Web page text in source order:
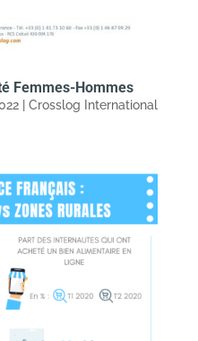
Femmes-Hommes
| Crosslog International